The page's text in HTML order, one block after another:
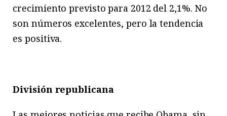
crecimiento previsto para 2012 del 2,1%. No
son números excelentes, pero la tendencia
es positiva.
División republicana